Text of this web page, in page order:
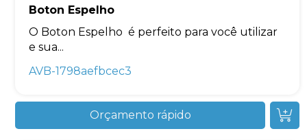
Boton Espelho
O Boton Espelho é perfeito para você utilizar
e sua...
AVB-1798aefbcec3
Orçamento rápido